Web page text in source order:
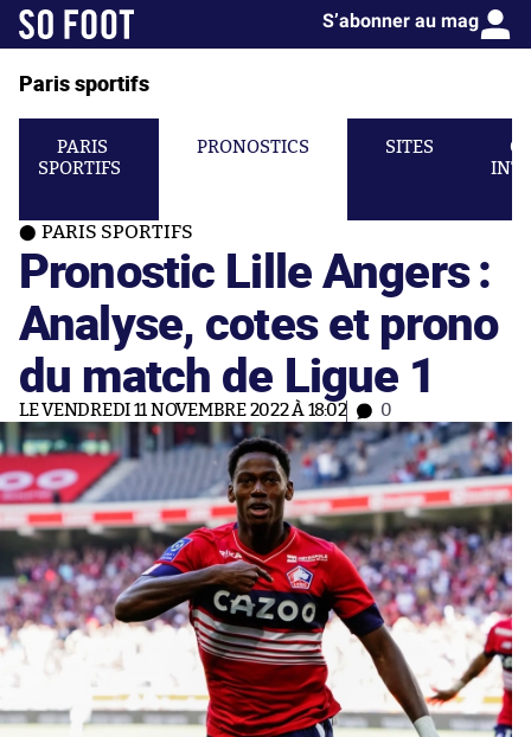
S’abonner au mag
Paris sportifs
PARIS
SPORTIFS
PRONOSTICS SITES
PARIS SPORTIFS
Pronostic Lille Angers :
Analyse, cotes et prono
du match de Ligue 1
LE VENDREDI 11 NOVEMBRE 2022 À 18:02 0